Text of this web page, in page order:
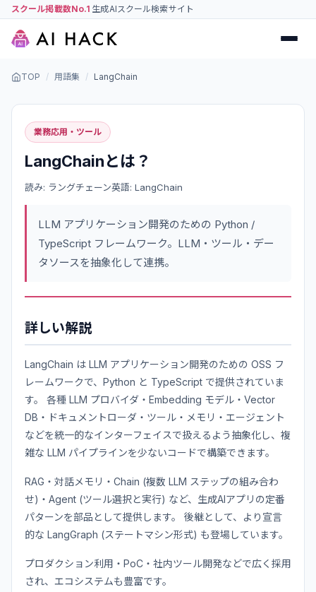
スクール掲載数No.1 生成AIスクール検索サイト
TOP / 用語集 / LangChain
業務応用・ツール
LangChainとは？
読み: ラングチェーン英語: LangChain
LLM アプリケーション開発のための Python /
TypeScript フレームワーク。LLM・ツール・デー
タソースを抽象化して連携。
詳しい解説
LangChain は LLM アプリケーション開発のための OSS フ
レームワークで、Python と TypeScript で提供されていま
す。 各種 LLM プロバイダ・Embedding モデル・Vector
DB・ドキュメントローダ・ツール・メモリ・エージェント
などを統一的なインターフェイスで扱えるよう抽象化し、複
雑な LLM パイプラインを少ないコードで構築できます。
RAG・対話メモリ・Chain (複数 LLM ステップの組み合わ
せ)・Agent (ツール選択と実行) など、生成AIアプリの定番
パターンを部品として提供します。 後継として、より宣言
的な LangGraph (ステートマシン形式) も登場しています。
プロダクション利用・PoC・社内ツール開発などで広く採用
され、エコシステムも豊富です。